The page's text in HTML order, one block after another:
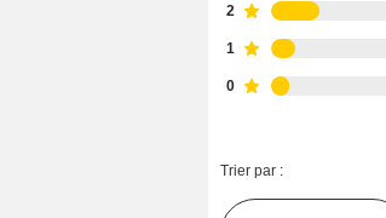
2
1
0
Trier par :